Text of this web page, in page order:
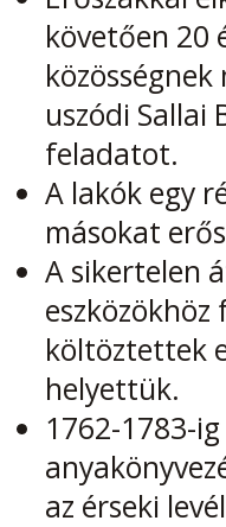
követően 20
uszódi Sallai
feladatot.
A lakók egy
másokat
A sikertelen
költöztettek
helyettük.
1762-1783-
az érseki